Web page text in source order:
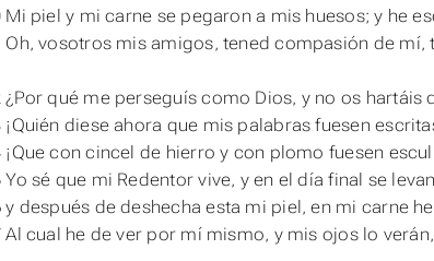
Mi piel y mi carne se pegaron a mis huesos; y he
Oh, vosotros mis amigos, tened compasión de
¿Por qué me perseguís como Dios, y no os hartáis
diese ahora que mis palabras fuesen
¡Que con cincel de hierro y con plomo fuesen
Yo sé que mi Redentor vive, y en eldía final se
y después de deshecha esta mi piel, en mi carne
Al cual he de ver por mí mismo, y mis ojos lo